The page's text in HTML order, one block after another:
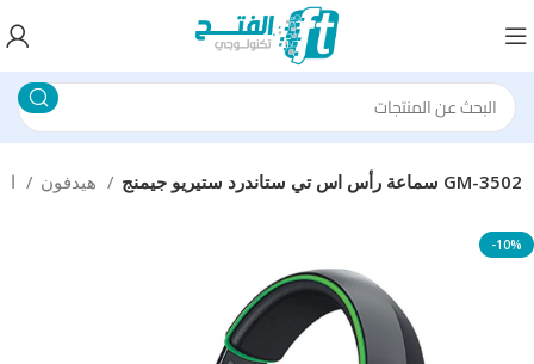
سماعة رأس اس تي ستاندرد ستيريو جيمنج GM-3502
-10%